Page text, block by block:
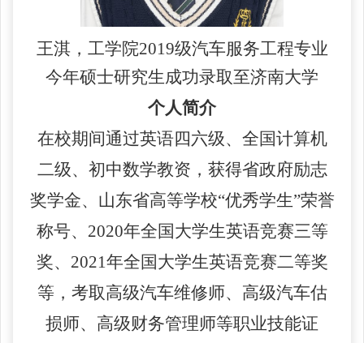
王淇，工学院2019级汽车服务工程专业
今年硕士研究生成功录取至济南大学
个人简介
在校期间通过英语四六级、全国计算机
二级、初中数学教资，获得省政府励志
奖学金、山东省高等学校“优秀学生”荣誉
称号、2020年全国大学生英语竞赛三等
奖、2021年全国大学生英语竞赛二等奖
等，考取高级汽车维修师、高级汽车估
损师、高级财务管理师等职业技能证